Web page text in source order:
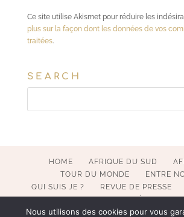
Ce site utilise Akismet pour réduire les
plus sur la façon dont les données de vos
traitées.
SEARCH
HOME AFRIQUE DU SUD
TOUR DU MONDE
ENTRE
QUI SUIS JE ?
REVUE DE PRESSE
Nous utilisons des cookies pour vous